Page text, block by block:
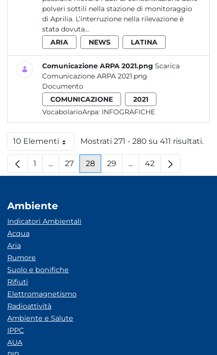
polveri sottili nella stazione di monitoraggio
di Aprilia. L’interruzione nella rilevazione è
stata dovuta...
ARIA
NEWS LATINA
Comunicazione ARPA 2021.png Scarica
Comunicazione ARPA 2021.png
Documento
COMUNICAZIONE
2021
VocabolarioArpa: INFOGRAFICHE
10 ElementiPer paginaMostrati 271 - 280 su 411 risultati.
Pagina
1 ...Pagine intermedie
Pagina
27 Pagina
28 Pagina
29 ...Pagine intermedie
Pagina
42
Ambiente
Indicatori Ambientali
Acqua
Aria
Rumore
Suolo e bonifiche
Rifiuti
Elettromagnetismo
Radioattività
Ambiente e Salute
IPPC
AUA